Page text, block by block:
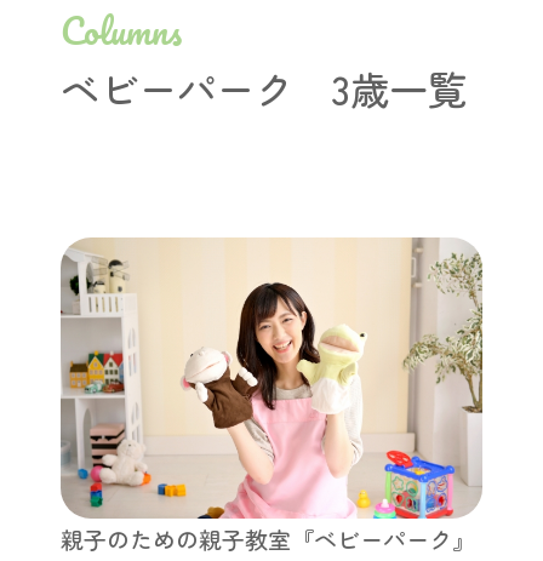
Columns
ベビーパーク 3歳一覧
親子のための親子教室『ベビーパーク』